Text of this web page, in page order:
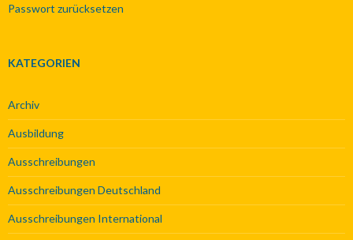
Passwort zurücksetzen
KATEGORIEN
Archiv
Ausbildung
Ausschreibungen
Ausschreibungen Deutschland
Ausschreibungen International